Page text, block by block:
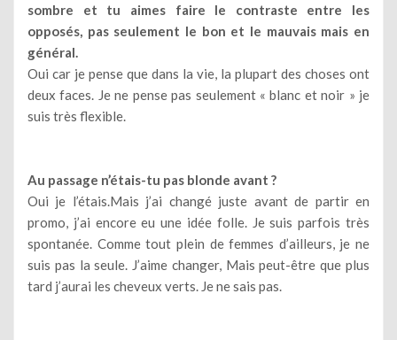
sombre et tu aimes faire le contraste entre les
opposés, pas seulement le bon et le mauvais mais en
général.
Oui car je pense que dans la vie, la plupart des choses ont
deux faces. Je ne pense pas seulement « blanc et noir » je
suis très flexible.
Au passage n’étais-tu pas blonde avant ?
Oui je l’étais.Mais j’ai changé juste avant de partir en
promo, j’ai encore eu une idée folle. Je suis parfois très
spontanée. Comme tout plein de femmes d’ailleurs, je ne
suis pas la seule. J’aime changer, Mais peut-être que plus
tard j’aurai les cheveux verts. Je ne sais pas.